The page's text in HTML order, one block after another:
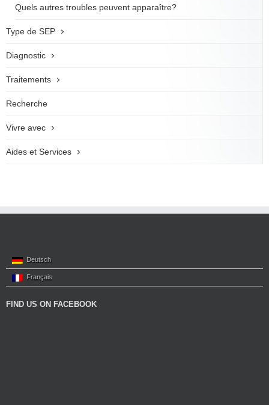
Quels autres troubles peuvent apparaître?
Type de SEP
Diagnostic
Traitements
Recherche
Vivre avec
Aides et Services
Deutsch
Français
FIND US ON FACEBOOK